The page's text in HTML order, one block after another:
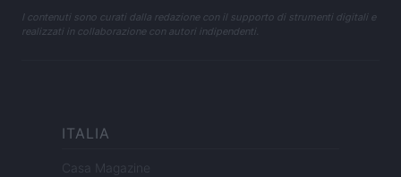
I contenuti sono curati dalla redazione con il supporto di strumenti digitali e
realizzati in collaborazione con autori indipendenti.
ITALIA
Casa Magazine